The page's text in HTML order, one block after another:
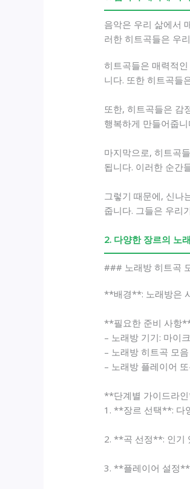
음악은 우리 삶에서
러한 히트곡들은 우
히트곡들은 매력적
니다. 또한 히트곡들
또한, 히트곡들은 감
행복하게 만들어줍
마지막으로, 히트곡
됩니다. 이러한 순간
그렇기 때문에, 신나
줍니다. 그들은 우리
2. 다양한 장르의 노
### 노래방 히트곡
**배경**: 노래방은
**필요한 준비 사항
– 노래방 기기: 마이
– 노래방 히트곡 모
– 노래방 플레이어
**단계별 가이드라
1. **장르 선택**: 다
2. **곡 선정**: 인기
3. **플레이어 설정